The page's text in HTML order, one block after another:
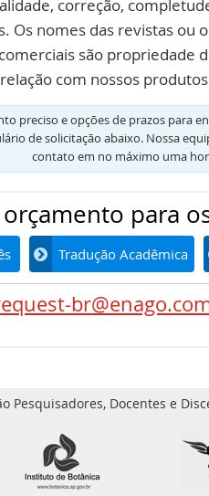
correção,
Os nomes das revistas ou
são propriedade
com nossos
preciso e opções de prazos para
de solicitação abaixo. Nossa
contato em no máximo uma
para
Tradução Acadêmica
Pesquisadores, Docentes e